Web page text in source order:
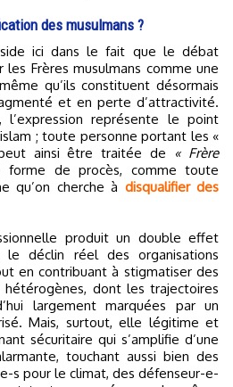
des musulmans ?
Frères musulmans comme une
qu’ils constituent désormais
et en perte d’attractivité.
représente le point
; toute personne portant les «
ainsi être traitée de « Frère
de procès, comme toute
qu’on cherche à disqualifier des
produit un double effet
déclin réel des organisations
en contribuant à stigmatiser des
hétérogènes, dont les trajectoires
largement marquées par un
Mais, surtout, elle légitime et
sécuritaire qui s’amplifie d’une
touchant aussi bien des
s pour le climat, des défenseur-e-